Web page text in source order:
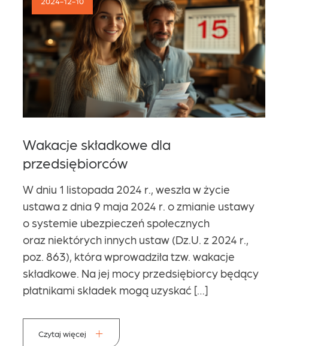
Kariera
Kontakt
Wakacje składkowe dla
przedsiębiorców
W dniu 1 listopada 2024 r., weszła w życie
ustawa z dnia 9 maja 2024 r. o zmianie ustawy
o systemie ubezpieczeń społecznych
oraz niektórych innych ustaw (Dz.U. z 2024 r.,
poz. 863), która wprowadziła tzw. wakacje
składkowe. Na jej mocy przedsiębiorcy będący
płatnikami składek mogą uzyskać […]
Czytaj więcej